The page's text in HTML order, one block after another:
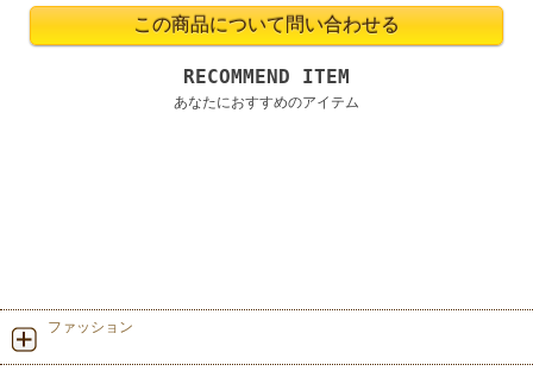
RECOMMEND ITEM
あなたにおすすめのアイテム
ファッション